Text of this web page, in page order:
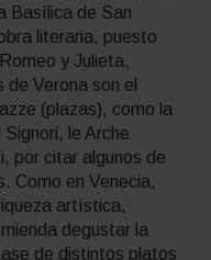
Basílica de San
literaria, puesto
y Julieta,
Verona son el
(plazas), como la
le Arche
por citar algunos de
Como en Venecia,
artística,
degustar la
de distintos platos